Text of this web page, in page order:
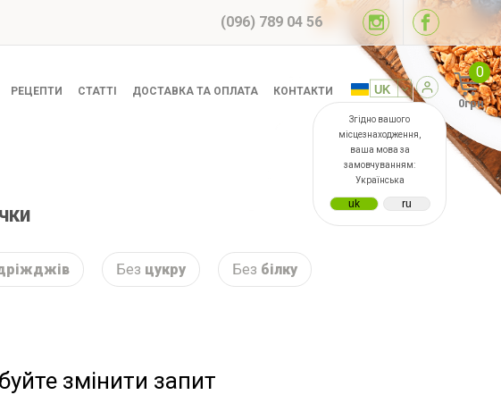
(096) 789 04 56
РЕЦЕПТИ СТАТТІ ДОСТАВКА ТА ОПЛАТА КОНТАКТИ
Згідно вашого
місцезнаходження,
ваша мова за
замовчуванням:
Українська
0
0грн
Без цукру Без білку
змінити запит